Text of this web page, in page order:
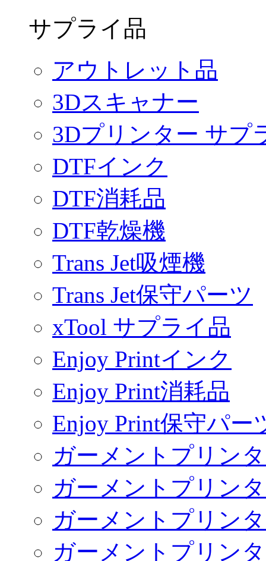
サプライ品
アウトレット品
3Dスキャナー
3Dプリンター サプ
DTFインク
DTF消耗品
DTF乾燥機
Trans Jet吸煙機
Trans Jet保守パーツ
xTool サプライ品
Enjoy Printインク
Enjoy Print消耗品
Enjoy Print保守パー
ガーメントプリン
ガーメントプリン
ガーメントプリン
ガーメントプリン